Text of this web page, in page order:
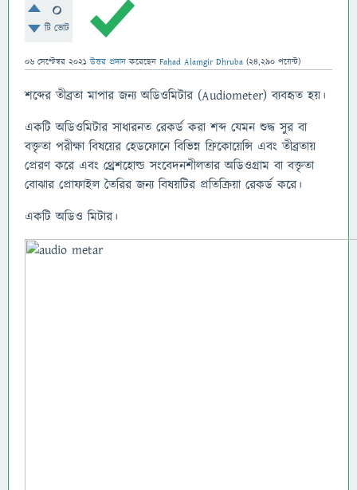
0
টি ভোট
06 সেপ্টেম্বর 2021 উত্তর প্রদান করেছেন Fahad Alamgir Dhruba (24,290 পয়েন্ট)
শব্দের তীব্রতা মাপার জন্য অডিওমিটার (Audiometer) ব্যবহৃত হয়।
একটি অডিওমিটার সাধারনত রেকর্ড করা শব্দ যেমন শুদ্ধ সুর বা
বক্তৃতা পরীক্ষা বিষয়ের হেডফোনে বিভিন্ন ফ্রিকোয়েন্সি এবং তীব্রতায়
প্রেরণ করে এবং থ্রেশহোল্ড সংবেদনশীলতার অডিওগ্রাম বা বক্তৃতা
বোঝার প্রোফাইল তৈরির জন্য বিষয়টির প্রতিক্রিয়া রেকর্ড করে।
একটি অডিও মিটার।